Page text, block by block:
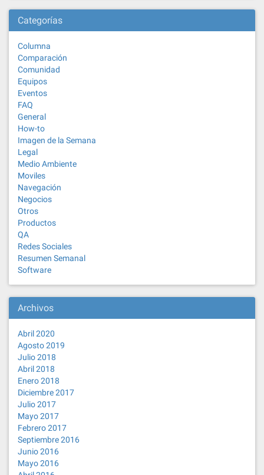
Categorías
Columna
Comparación
Comunidad
Equipos
Eventos
FAQ
General
How-to
Imagen de la Semana
Legal
Medio Ambiente
Moviles
Navegación
Negocios
Otros
Productos
QA
Redes Sociales
Resumen Semanal
Software
Archivos
Abril 2020
Agosto 2019
Julio 2018
Abril 2018
Enero 2018
Diciembre 2017
Julio 2017
Mayo 2017
Febrero 2017
Septiembre 2016
Junio 2016
Mayo 2016